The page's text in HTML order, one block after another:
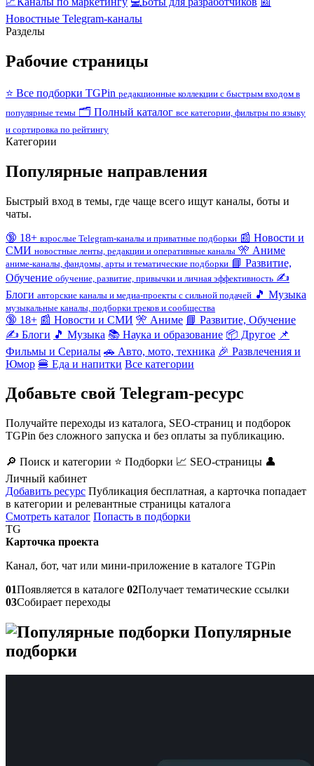
Новостные Telegram-каналы
Разделы
Рабочие страницы
⭐ Все подборки TGPin редакционные коллекции с быстрым входом в
популярные темы 🗂️ Полный каталог все категории, фильтры по языку
и сортировка по рейтингу
Категории
Популярные направления
Быстрый вход в темы, где чаще всего ищут каналы, боты и
чаты.
🔞 18+ взрослые Telegram-каналы и приватные подборки 📰 Новости и
СМИ новостные ленты, редакции и оперативные каналы 🎌 Аниме
аниме-каналы, фандомы, арты и тематические подборки 📘 Развитие,
Обучение обучение, развитие, привычки и личная эффективность ✍️
Блоги авторские каналы и медиа-проекты с сильной подачей 🎵 Музыка
музыкальные каналы, подборки треков и сообщества
🔞 18+ 📰 Новости и СМИ 🎌 Аниме 📘 Развитие, Обучение
✍️ Блоги 🎵 Музыка 📚 Наука и образование 📦 Другое 📌
Фильмы и Сериалы 🚗 Авто, мото, техника 🎉 Развлечения и
Юмор 🍔 Еда и напитки Все категории
Добавьте свой Telegram-ресурс
Получайте переходы из каталога, SEO-страниц и подборок
TGPin без сложного запуска и без оплаты за публикацию.
🔎 Поиск и категории ⭐ Подборки 📈 SEO-страницы 👤
Личный кабинет
Добавить ресурс Публикация бесплатная, а карточка попадает
в категории и релевантные страницы каталога
Смотреть каталог Попасть в подборки
TG
Карточка проекта
Канал, бот, чат или мини-приложение в каталоге TGPin
01Появляется в каталоге 02Получает тематические ссылки
03Собирает переходы
Популярные
подборки